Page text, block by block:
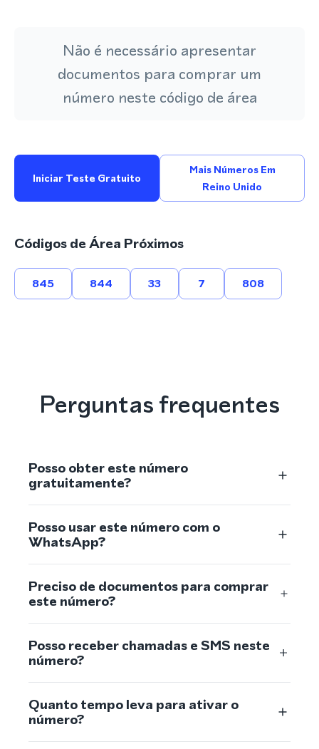
Não é necessário apresentar
documentos para comprar um
número neste código de área
Iniciar Teste Gratuito
Mais Números Em
Reino Unido
Códigos de Área Próximos
845 844 33 7 808
Perguntas frequentes
Posso obter este número
gratuitamente?
Posso usar este número com o
WhatsApp?
Preciso de documentos para comprar
este número?
Posso receber chamadas e SMS neste
número?
Quanto tempo leva para ativar o
número?